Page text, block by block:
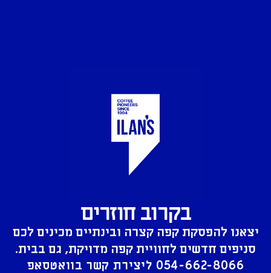
בקרוב חוזרים
יצאנו להפסקת קפה קצרה ובינתיים מכינים לכם
סניפים חדשים לחוויית קפה מדויקת, גם בבית.
054-662-8066